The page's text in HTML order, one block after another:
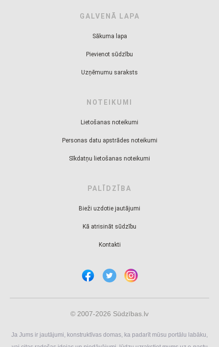
GALVENĀ LAPA
Sākuma lapa
Pievienot sūdzību
Uzņēmumu saraksts
NOTEIKUMI
Lietošanas noteikumi
Personas datu apstrādes noteikumi
Sīkdatņu lietošanas noteikumi
PALĪDZĪBA
Bieži uzdotie jautājumi
Kā atrisināt sūdzību
Kontakti
© 2007-2026 Sūdzības.lv
Ja Jums ir jautājumi, konstruktīvas domas, ka padarīt mūsu portālu labāku,